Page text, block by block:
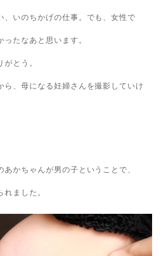
、いのちかげの仕事。でも、女性で
たなあと思います。
とう。
ら、母になる妊婦さんを撮影していけ
かちゃんが男の子ということで、
ました。